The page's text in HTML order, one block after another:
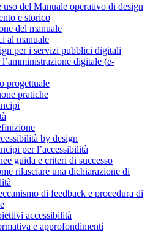
uso del Manuale operativo di design
e storico
del manuale
al manuale
per i servizi pubblici digitali
digitale (e-
progettuale
pratiche
by design
per l’accessibilità
guida e criteri di successo
rilasciare una dichiarazione di
di feedback e procedura di
accessibilità
e approfondimenti